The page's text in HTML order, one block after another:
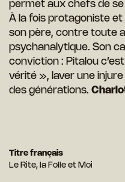
permet aux chefs de se
À la fois protagoniste
son père, contre toute
psychanalytique. Son
conviction : Pitalou
vérité », laver une
des générations.
Titre français
Le Rite, la Folle et Moi